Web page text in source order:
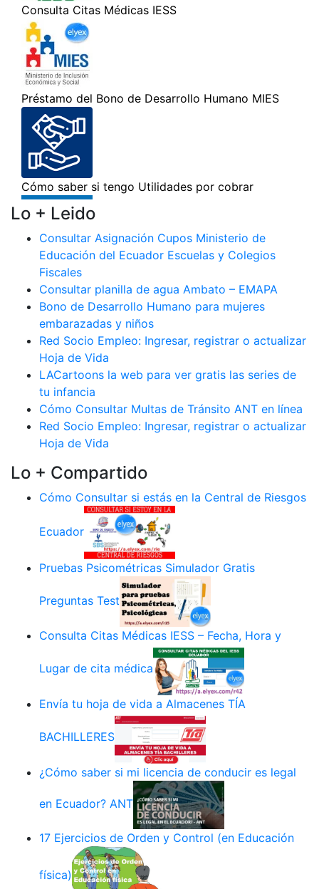
Lo + Leido
Consultar Asignación Cupos Ministerio de
Educación del Ecuador Escuelas y Colegios
Fiscales
Consultar planilla de agua Ambato – EMAPA
Bono de Desarrollo Humano para mujeres
embarazadas y niños
Red Socio Empleo: Ingresar, registrar o actualizar
Hoja de Vida
LACartoons la web para ver gratis las series de
tu infancia
Cómo Consultar Multas de Tránsito ANT en línea
Red Socio Empleo: Ingresar, registrar o actualizar
Hoja de Vida
Lo + Compartido
Cómo Consultar si estás en la Central de Riesgos
Ecuador
Pruebas Psicométricas Simulador Gratis
Preguntas Test
Consulta Citas Médicas IESS – Fecha, Hora y
Lugar de cita médica
Envía tu hoja de vida a Almacenes TÍA
BACHILLERES
¿Cómo saber si mi licencia de conducir es legal
en Ecuador? ANT
17 Ejercicios de Orden y Control (en Educación
física)